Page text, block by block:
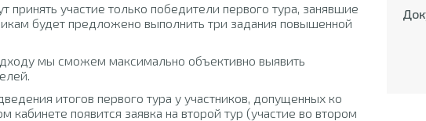
принять участие только победители первого тура, занявшие
будет предложено выполнить три задания повышенной
мы сможем максимально объективно выявить
итогов первого тура у участников, допущенных ко
кабинете появится заявка на второй тур (участие во втором